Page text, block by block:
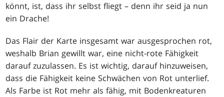
könnt, ist, dass ihr selbst fliegt – denn ihr seid ja nun
ein Drache!
Das Flair der Karte insgesamt war ausgesprochen rot,
weshalb Brian gewillt war, eine nicht-rote Fähigkeit
darauf zuzulassen. Es ist wichtig, darauf hinzuweisen,
dass die Fähigkeit keine Schwächen von Rot unterlief.
Als Farbe ist Rot mehr als fähig, mit Bodenkreaturen